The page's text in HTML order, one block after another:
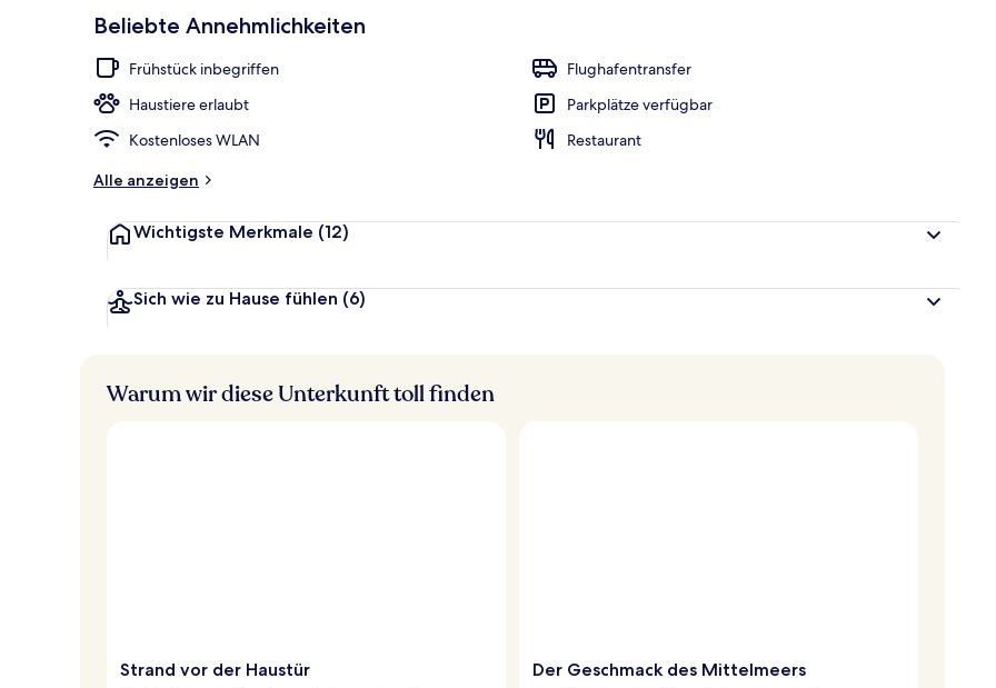
Beliebte Annehmlichkeiten
Frühstück inbegriffen
Flughafentransfer
Haustiere erlaubt
Parkplätze verfügbar
Kostenloses WLAN
Restaurant
Alle anzeigen
Wichtigste Merkmale (12)
Sich wie zu Hause fühlen (6)
Warum wir diese Unterkunft toll finden
Strand vor der Haustür Der Geschmack des Mittelmeers